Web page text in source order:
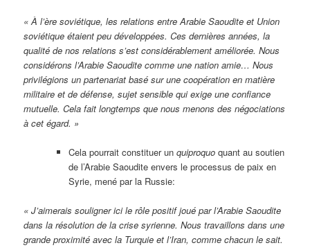
« À l’ère soviétique, les relations entre Arabie Saoudite et Union
soviétique étaient peu développées. Ces dernières années, la
qualité de nos relations s’est considérablement améliorée. Nous
considérons l’Arabie Saoudite comme une nation amie… Nous
privilégions un partenariat basé sur une coopération en matière
militaire et de défense, sujet sensible qui exige une confiance
mutuelle. Cela fait longtemps que nous menons des négociations
à cet égard. »
Cela pourrait constituer unquiproquo quant au soutien
de l’Arabie Saoudite envers le processus de paix en
Syrie, mené par la Russie:
« J’aimerais souligner ici le rôle positif joué par l’Arabie Saoudite
dans la résolution de la crise syrienne. Nous travaillons dans une
grande proximité avec la Turquie et l’Iran, comme chacun le sait.